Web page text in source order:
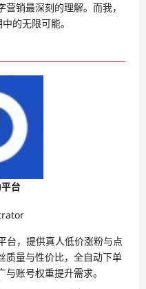
销最深刻的理解。而我，
的无限可能。
台
台，提供真人低价涨粉与点
质量与性价比，全自动下单
账号权重提升需求。